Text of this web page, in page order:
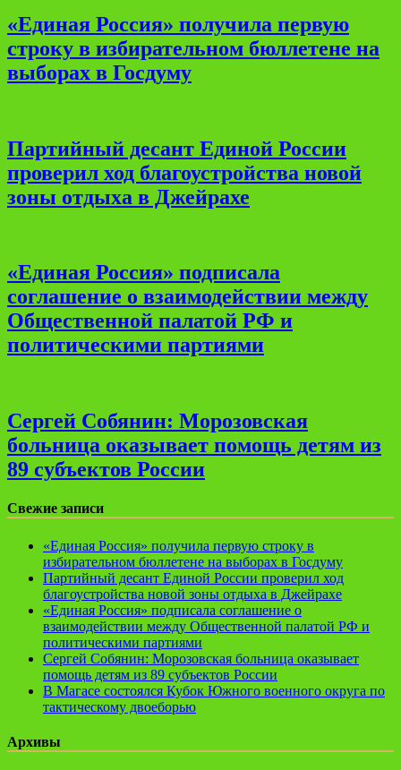
«Единая Россия» получила первую
строку в избирательном бюллетене на
выборах в Госдуму
Партийный десант Единой России
проверил ход благоустройства новой
зоны отдыха в Джейрахе
«Единая Россия» подписала
соглашение о взаимодействии между
Общественной палатой РФ и
политическими партиями
Сергей Собянин: Морозовская
больница оказывает помощь детям из
89 субъектов России
Свежие записи
«Единая Россия» получила первую строку в
избирательном бюллетене на выборах в Госдуму
Партийный десант Единой России проверил ход
благоустройства новой зоны отдыха в Джейрахе
«Единая Россия» подписала соглашение о
взаимодействии между Общественной палатой РФ и
политическими партиями
Сергей Собянин: Морозовская больница оказывает
помощь детям из 89 субъектов России
В Магасе состоялся Кубок Южного военного округа по
тактическому двоеборью
Архивы